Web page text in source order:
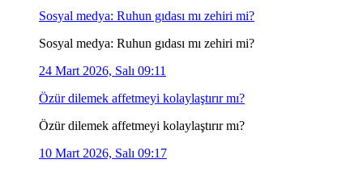
Sosyal medya: Ruhun gıdası mı zehiri mi?
Sosyal medya: Ruhun gıdası mı zehiri mi?
24 Mart 2026, Salı 09:11
Özür dilemek affetmeyi kolaylaştırır mı?
Özür dilemek affetmeyi kolaylaştırır mı?
10 Mart 2026, Salı 09:17